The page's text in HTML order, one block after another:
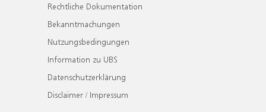
Rechtliche Dokumentation
Bekanntmachungen
Nutzungsbedingungen
Information zu UBS
Datenschutzerklärung
Disclaimer / Impressum